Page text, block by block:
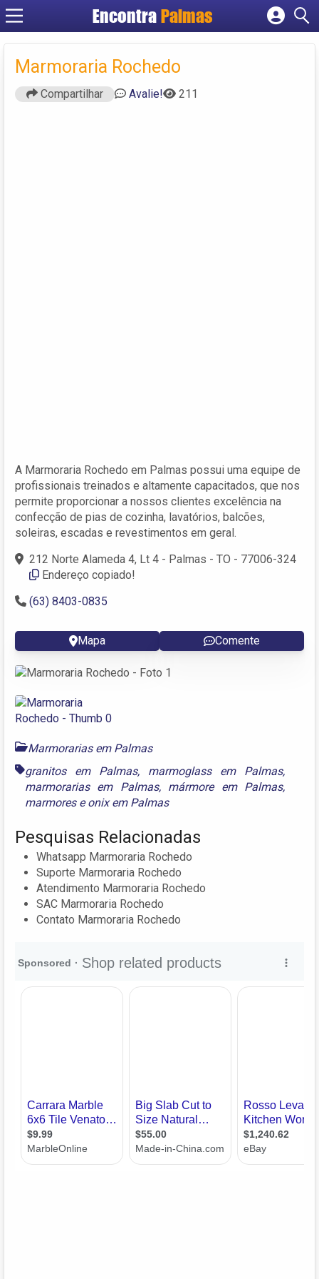
Encontra Palmas
Cadastrar empresa
Criar conta
Marmoraria Rochedo
Compartilhar Avalie! 211
A Marmoraria Rochedo em Palmas possui uma equipe de
profissionais treinados e altamente capacitados, que nos
permite proporcionar a nossos clientes excelência na
confecção de pias de cozinha, lavatórios, balcões,
soleiras, escadas e revestimentos em geral.
212 Norte Alameda 4, Lt 4 - Palmas - TO - 77006-324
Endereço copiado!
(63) 8403-0835
Mapa Comente
Marmorarias em Palmas
granitos em Palmas, marmoglass em Palmas,
marmorarias em Palmas, mármore em Palmas,
marmoreseonix em Palmas
Pesquisas Relacionadas
Whatsapp Marmoraria Rochedo
Suporte Marmoraria Rochedo
Atendimento Marmoraria Rochedo
SAC Marmoraria Rochedo
Contato Marmoraria Rochedo